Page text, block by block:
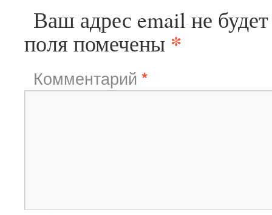
Ваш адрес email не
поля помечены *
Комментарий *